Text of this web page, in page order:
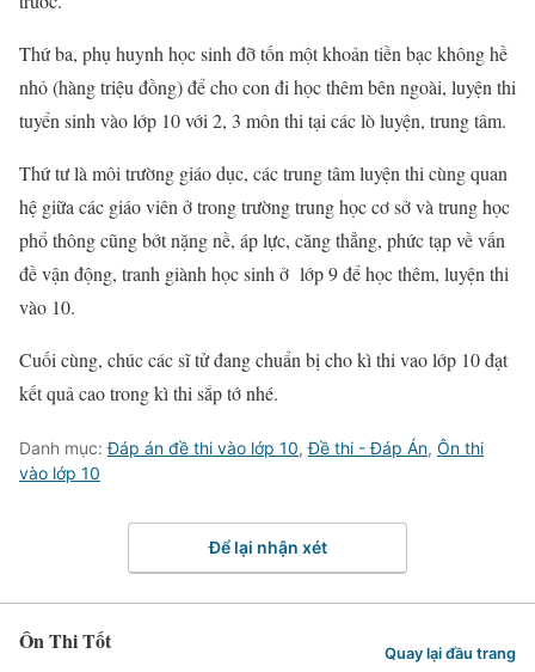
Thứ ba, phụ huynh học sinh đỡ tốn một khoản tiền bạc không hề
nhỏ (hàng triệu đồng) để cho con đi học thêm bên ngoài, luyện thi
tuyển sinh vào lớp 10 với 2, 3 môn thi tại các lò luyện, trung tâm.
Thứ tư là môi trường giáo dục, các trung tâm luyện thi cùng quan
hệ giữa các giáo viên ở trong trường trung học cơ sở và trung học
phổ thông cũng bớt nặng nề, áp lực, căng thẳng, phức tạp về vấn
đề vận động, tranh giành học sinh ở lớp 9 để học thêm, luyện thi
vào 10.
Cuối cùng, chúc các sĩ tử đang chuẩn bị cho kì thi vao lớp 10 đạt
kết quả cao trong kì thi sắp tớ nhé.
Danh mục:Đáp án đề thi vào lớp 10,Đề thi - Đáp Án, Ôn thi
vào lớp 10
Để lại nhận xét
Ôn Thi Tốt Quay lại đầu trang